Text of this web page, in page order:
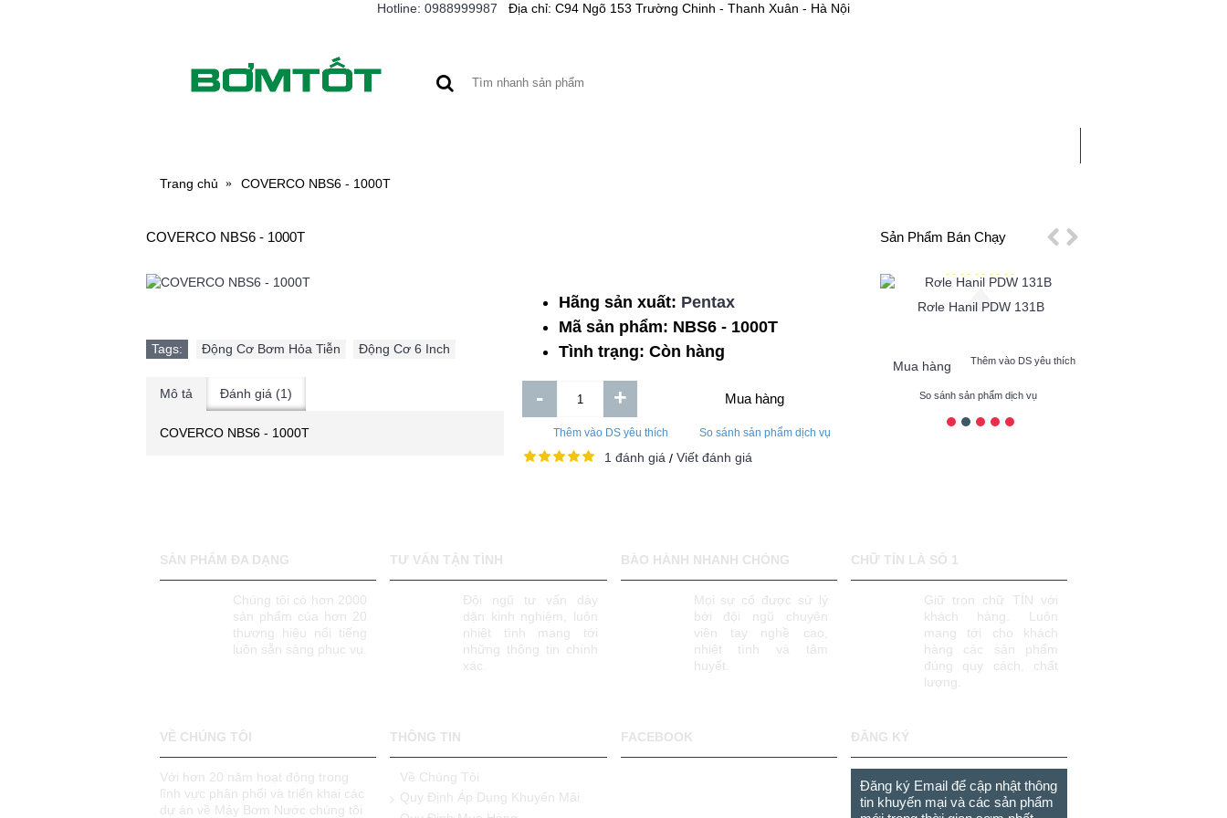
Hotline: 0988999987 Địa chỉ: C94 Ngõ 153 Trường Chinh - Thanh Xuân - Hà Nội
Trang chủ COVERCO NBS6 - 1000T
Sản Phẩm Bán Chạy
Daphovina 1HP Cột Áp Cao
So sánh sản phẩm dịch vụ
Rơle Hanil PDW 131B
Mua hàng Thêm vào DS yêu thích
So sánh sản phẩm dịch vụ
COVERCO NBS6 - 1000T
Tags: Động Cơ Bơm Hỏa Tiễn Động Cơ 6 Inch
Mô tả Đánh giá (1)
COVERCO NBS6 - 1000T
Hãng sản xuất: Pentax
Mã sản phẩm: NBS6 - 1000T
Tình trạng: Còn hàng
- + Mua hàng
Thêm vào DS yêu thích So sánh sản phẩm dịch vụ
1 đánh giá / Viết đánh giá
SẢN PHẨM ĐA DẠNG
Chúng tôi có hơn 2000
sản phẩm của hơn 20
thương hiệu nổi tiếng
luôn sẵn sàng phục vụ.
TƯ VẤN TẬN TÌNH
Đội ngũ tư vấn dày
dặn kinh nghiệm, luôn
nhiệt tình mang tới
những thông tin chính
xác.
BÀO HÀNH NHANH CHÓNG
Mọi sự cố được sử lý
bởi đội ngũ chuyên
viên tay nghề cao,
nhiệt tình và tâm
huyết.
CHỮ TÍN LÀ SỐ 1
Giữ trọn chữ TÍN với
khách hàng. Luôn
mang tới cho khách
hàng các sản phẩm
đúng quy cách, chất
lượng.
VỀ CHÚNG TÔI
Với hơn 20 năm hoạt động trong
lĩnh vực phân phối và triển khai các
dự án về Máy Bơm Nước chúng tôi
THÔNG TIN
Về Chúng Tôi
Quy Định Áp Dụng Khuyến Mãi
FACEBOOK ĐĂNG KÝ
Đăng ký Email để cập nhật thông
tin khuyến mại và các sản phẩm